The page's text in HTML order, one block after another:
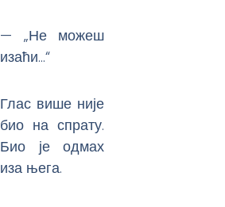
— „Не можеш
изаћи…“
Глас више није
био на спрату.
Био је одмах
иза њега.